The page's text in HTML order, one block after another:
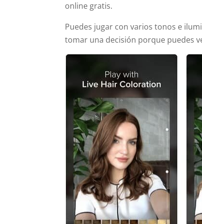
online gratis.
Puedes jugar con varios tonos e
tomar una decisión porque puedes